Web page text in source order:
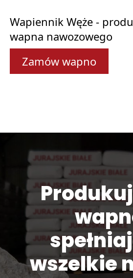
Wapiennik Węże -
wapna nawozowego
Zamów wapno
wszelkie